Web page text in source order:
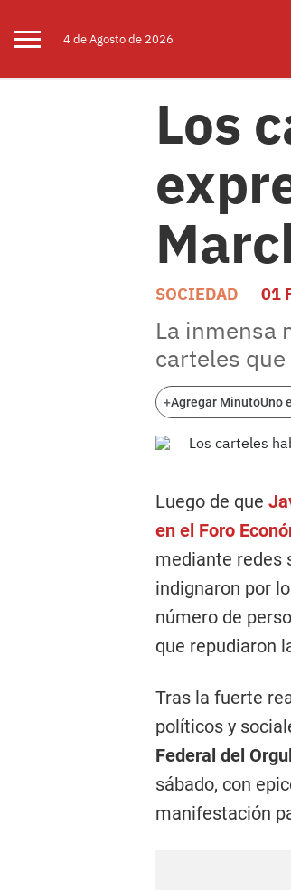
4 deAgostode 2026
Los
SOCIEDAD 01
La inmensa
carteles
+Agregar MinutoUno
Luego de que
en el Foro
mediante redes
indignaron por
número de
que repudiaron
Tras la fuerte
políticos y
Federal del
sábado, con
manifestación